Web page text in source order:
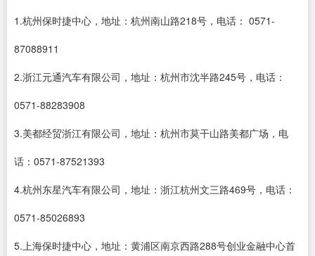
1.杭州保时捷中心，地址：杭州南山路218号，电话： 0571-
87088911
2.浙江元通汽车有限公司，地址：杭州市沈半路245号，电话：
0571-88283908
3.美都经贸浙江有限公司，地址：杭州市莫干山路美都广场，电
话：0571-87521393
4.杭州东星汽车有限公司，地址：浙江杭州文三路469号，电话：
0571-85026893
5.上海保时捷中心，地址：黄浦区南京西路288号创业金融中心首